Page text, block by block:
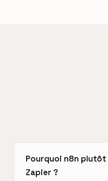
Pourquoi n8n plutôt
Zapier ?